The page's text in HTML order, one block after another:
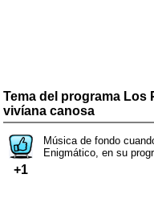
Tema del programa Los
vivíana canosa
+1
Música de fondo
Enigmático, en su